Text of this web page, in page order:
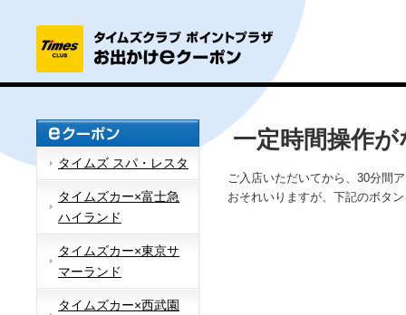
タイムズ スパ・レスタ
タイムズカー×富士急
ハイランド
タイムズカー×東京サ
マーランド
タイムズカー×西武園
一定時間操作
ご入店いただいてから、30分間
おそれいりますが、下記のボタ